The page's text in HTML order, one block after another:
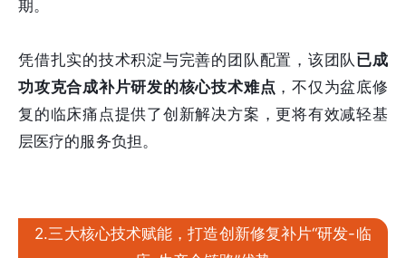
期。
凭借扎实的技术积淀与完善的团队配置，该团队 已成
功攻克合成补片研发的核心技术难点 ，不仅为盆底修
复的临床痛点提供了创新解决方案，更将有效减轻基
层医疗的服务负担。
2.三大核心技术赋能，打造创新修复补片“研发-临